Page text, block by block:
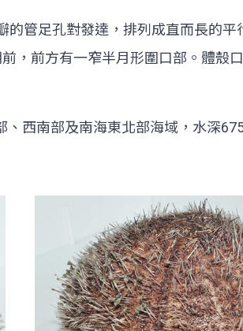
管足孔對發達，排列成直而長的平
，前方有一窄半月形圍口部。體殼
西南部及南海東北部海域，水深